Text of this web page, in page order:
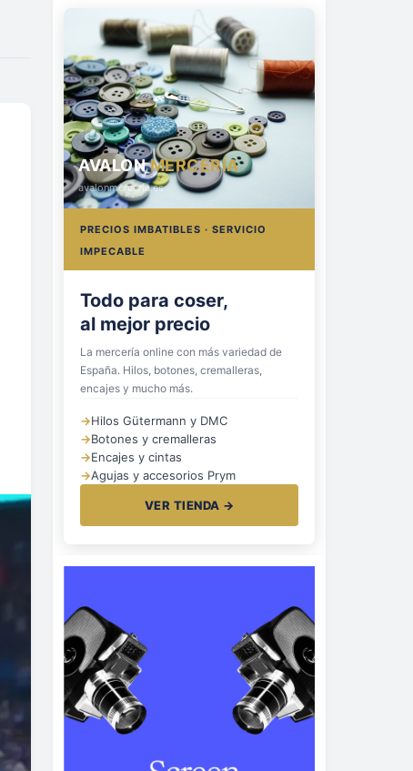
AVALONMERCERÍA
avalonmerceria.es
PRECIOS IMBATIBLES · SERVICIO
IMPECABLE
Todo para coser,
al mejor precio
La mercería online con más variedad de
España. Hilos, botones, cremalleras,
encajes y mucho más.
→Hilos Gütermann y DMC
→Botones y cremalleras
→Encajes y cintas
→Agujas y accesorios Prym
VER TIENDA →